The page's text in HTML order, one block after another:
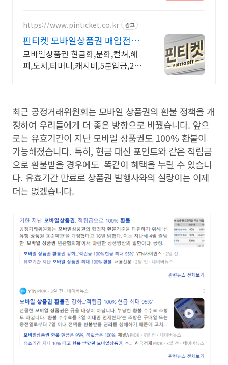
성, 최대 12%할인!
https://www.pinticket.co.kr 광고
핀티켓 모바일상품권 매입전문
24시간 빠른입금, 등록업체
모바일상품권 현금화,문화,컬쳐,해
피,도서,티머니,캐시비,5분입금,24
최근 공정거래위원회는 모바일 상품권의 환불 정책을 개
정하여 우리들에게 더 좋은 방향으로 바꿨습니다. 앞으
로는 유효기간이 지난 모바일 상품권도 100% 환불이
가능해졌습니다. 특히, 현금 대신 포인트와 같은 적립금
으로 환불받을 경우에도 똑같이 혜택을 누릴 수 있습니
다. 유효기간 만료로 상품권 발행사와의 실랑이는 이제
더는 없겠습니다.